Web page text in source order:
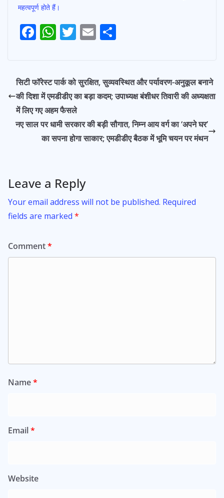
महत्वपूर्ण होते हैं।
Post
F
b
o
o
k
W
s
A
p
p
T
er
E
l e
सिटी फॉरेस्ट पार्क को सुरक्षित, सुव्यवस्थित और पर्यावरण-अनुकूल बनाने
की दिशा में एमडीडीए का बड़ा कदम; उपाध्यक्ष बंशीधर तिवारी की अध्यक्षता
में लिए गए अहम फैसले
नए साल पर धामी सरकार की बड़ी सौगात, निम्न आय वर्ग का ‘अपने घर’
का सपना होगा साकार; एमडीडीए बैठक में भूमि चयन पर मंथन
Leave a Reply
Your email address will not be published. Required
fields are marked *
Comment*
Name*
Email*
Website